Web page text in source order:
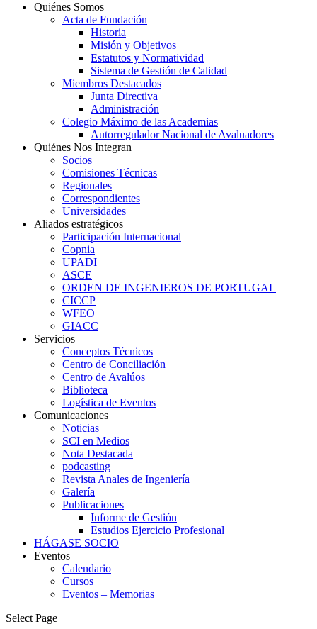
Quiénes Somos
Acta de Fundación
Historia
Misión y Objetivos
Estatutos y Normatividad
Sistema de Gestión de Calidad
Miembros Destacados
Junta Directiva
Administración
Colegio Máximo de las Academias
Autorregulador Nacional de Avaluadores
Quiénes Nos Integran
Socios
Comisiones Técnicas
Regionales
Correspondientes
Universidades
Aliados estratégicos
Participación Internacional
Copnia
UPADI
ASCE
ORDEN DE INGENIEROS DE PORTUGAL
CICCP
WFEO
GIACC
Servicios
Conceptos Técnicos
Centro de Conciliación
Centro de Avalúos
Biblioteca
Logística de Eventos
Comunicaciones
Noticias
SCI en Medios
Nota Destacada
podcasting
Revista Anales de Ingeniería
Galería
Publicaciones
Informe de Gestión
Estudios Ejercicio Profesional
HÁGASE SOCIO
Eventos
Calendario
Cursos
Eventos – Memorias
Select Page